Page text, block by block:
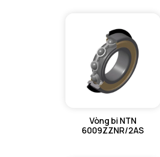
MÁY GIA NHIỆT NTN
Vòng bi NTN
6009ZZNR/2AS